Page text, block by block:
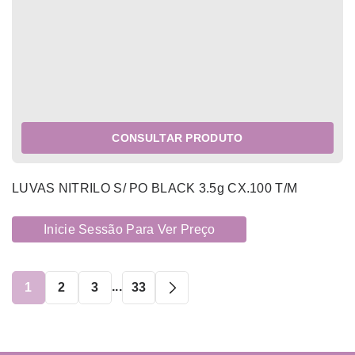
CONSULTAR PRODUTO
LUVAS NITRILO S/ PO BLACK 3.5g CX.100 T/M
Inicie Sessão Para Ver Preço
1 2 3 ... 33